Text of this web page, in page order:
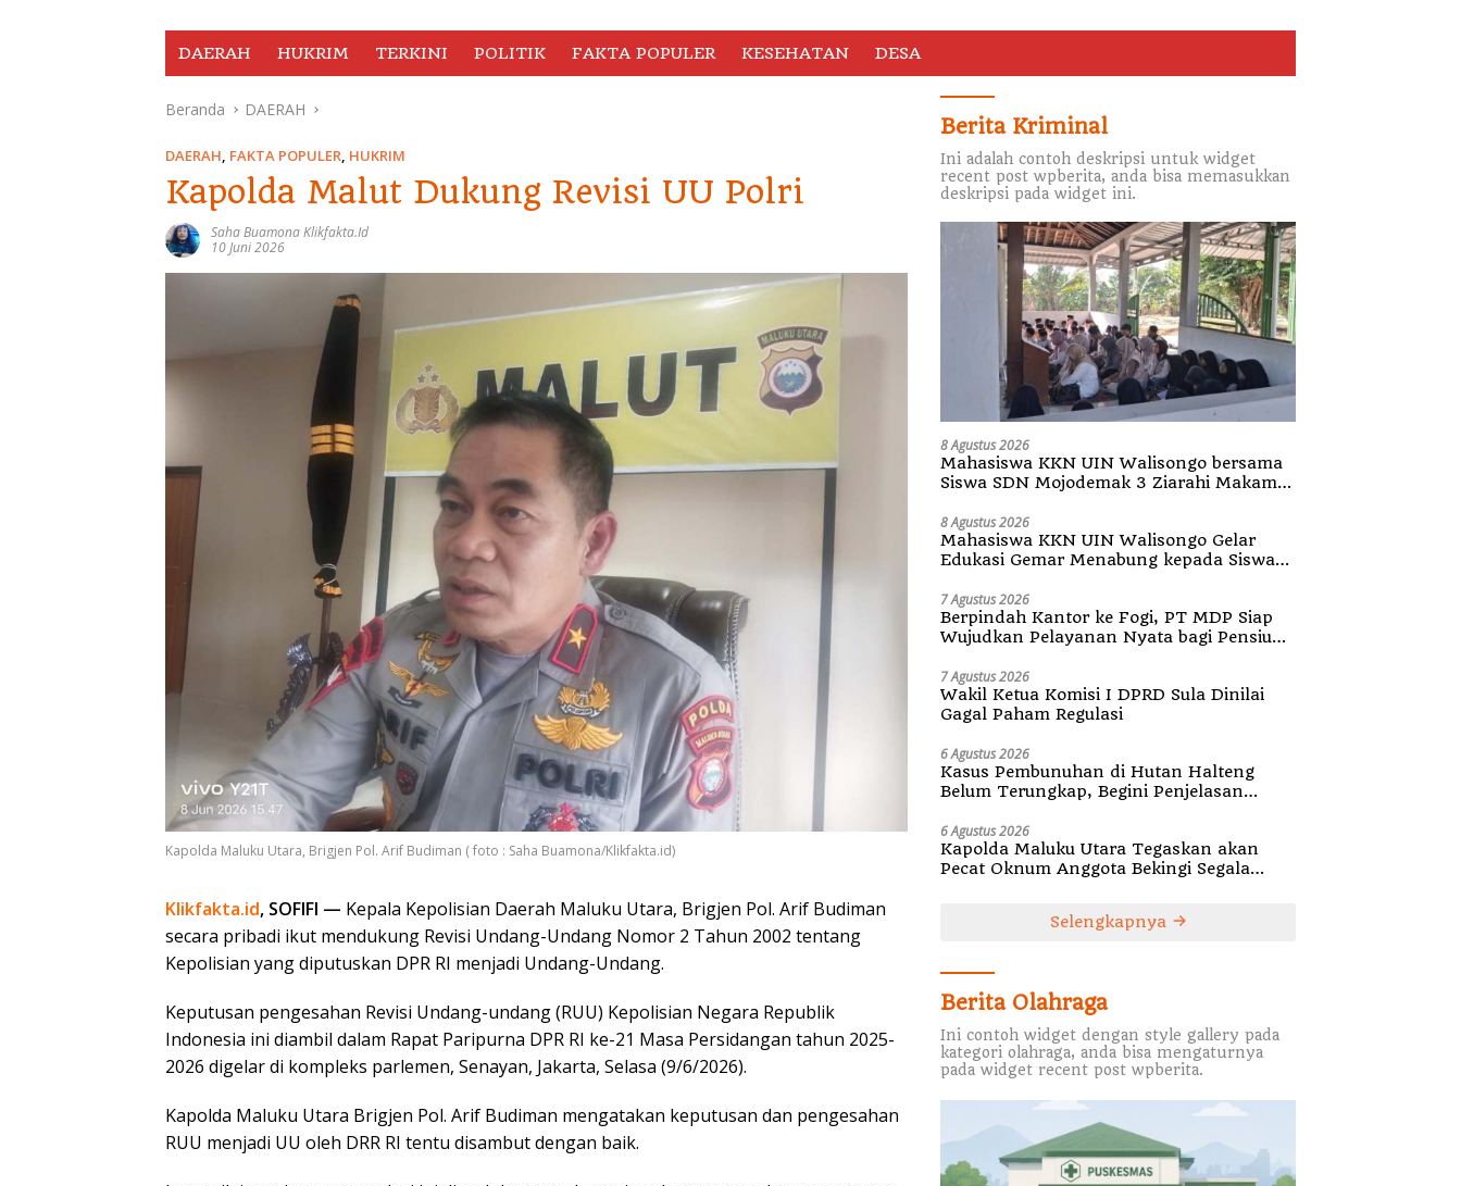
DAERAH HUKRIM TERKINI POLITIK FAKTA POPULER KESEHATAN DESA
Beranda DAERAH
DAERAH, FAKTA POPULER, HUKRIM
Kapolda Malut Dukung Revisi UU Polri
Saha Buamona Klikfakta.id
10 Juni 2026
Kapolda Maluku Utara, Brigjen Pol. Arif Budiman ( foto : Saha Buamona/Klikfakta.id)
Klikfakta.id, SOFIFI — Kepala Kepolisian Daerah Maluku Utara, Brigjen Pol. Arif Budiman
secara pribadi ikut mendukung Revisi Undang-Undang Nomor 2 Tahun 2002 tentang
Kepolisian yang diputuskan DPR RI menjadi Undang-Undang.
Keputusan pengesahan Revisi Undang-undang (RUU) Kepolisian Negara Republik
Indonesia ini diambil dalam Rapat Paripurna DPR RI ke-21 Masa Persidangan tahun 2025-
2026 digelar di kompleks parlemen, Senayan, Jakarta, Selasa (9/6/2026).
Kapolda Maluku Utara Brigjen Pol. Arif Budiman mengatakan keputusan dan pengesahan
RUU menjadi UU oleh DRR RI tentu disambut dengan baik.
Berita Kriminal
Ini adalah contoh deskripsi untuk widget
recent post wpberita, anda bisa memasukkan
deskripsi pada widget ini.
8 Agustus 2026
Mahasiswa KKN UIN Walisongo bersama
Siswa SDN Mojodemak 3 Ziarahi Makam
8 Agustus 2026
Mahasiswa KKN UIN Walisongo Gelar
Edukasi Gemar Menabung kepada Siswa
7 Agustus 2026
Berpindah Kantor ke Fogi, PT MDP Siap
Wujudkan Pelayanan Nyata bagi Pensiun
7 Agustus 2026
Wakil Ketua Komisi I DPRD Sula Dinilai
Gagal Paham Regulasi
6 Agustus 2026
Kasus Pembunuhan di Hutan Halteng
Belum Terungkap, Begini Penjelasan
6 Agustus 2026
Kapolda Maluku Utara Tegaskan akan
Pecat Oknum Anggota Bekingi Segala
Selengkapnya
Berita Olahraga
Ini contoh widget dengan style gallery pada
kategori olahraga, anda bisa mengaturnya
pada widget recent post wpberita.